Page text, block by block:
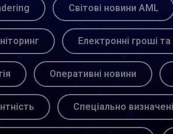
Світові новини AML
Електронні гроші та
Оперативні новини
Спеціально